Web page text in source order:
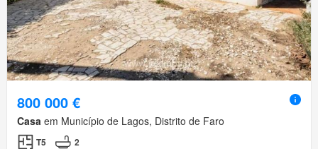
800 000 €
Casa em Município de Lagos, Distrito de Faro
T5 2